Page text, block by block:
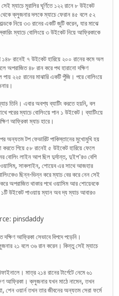
ম্যাচে মুরালির ঘূর্ণিতে ১২২ রানে ৮ উইকেট
ক্লুজনার দলকে ম্যাচে ফেরান ৪৫ বলে ৫২
নিয়ে ৩৩ রানের একটি জুটি করেন, যার মাঝে
ম্যাচে বোলিংয়ে ৩ উইকেট নিয়ে আফ্রিকাকে
রানেই ৭ উইকেট হারিয়ে ২০০ রানের কমে অল
অপরাজিত ৪৮ রান করে পথ হারানো দক্ষিণ
২২৫ রানের মাঝারি একটি পুঁজি। পরে বোলিংয়ে
তিনি। এবার অবশ্য ব্যাটিং করতে হয়নি, বল
পরের ম্যাচে বোলিংয়ে পান ১ উইকেট। ব্যাটিংয়ে
আফ্রিকা ম্যাচ হারে।
অন্যতম টপ ফেভারিট পাকিস্তানের মুখোমুখি হয়
করতে গিয়ে ৫৮ রানেই ৫ উইকেট হারিয়ে ফেলে
বোলিং লাইন আপ ছিল দুর্দান্ত, দুইশ'রও বেশি
ওয়াসিম, সাকলাইন, শোয়েব এর সাথে আজহার
ছিন্ন-ভিন্ন করে ম্যাচ বের করে নেন সেই
অপরাজিত থাকার পথে ওয়াসিম আর শোয়েবকে
১টি উইকেট পাওয়ায় ম্যান অব দ্য ম্যাচ আবারও
pinsdaddy
দক্ষিণ আফ্রিকা সেভাবে বিপদে পড়েনি।
২১ বলে ৩৬ রান করেন। কিন্তু সেই ম্যাচে
মাত্র ২১৪ রানের টার্গেটে নেমে ৬১
আফ্রিকা। ক্লুজনার যখন মাঠে নামেন, তখন
ওয়ার্ন তখন তার জীবনের অন্যতম সেরা ফর্মে